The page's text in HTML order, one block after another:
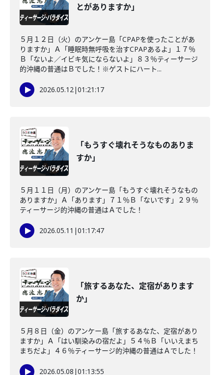
とがありますか」
５月１２日（火）のアンケー島「CPAPを使ったことがあ
りますか」Ａ「睡眠時無呼吸を治すCPAPあるよ」１７％
Ｂ「ないよ／イビキ気にならないよ」８３％ティーサージ
的沖縄の普通はＢでした！※ゲストにハート...
2026.05.12|01:21:17
「もうすぐ壊れそうなものありま
すか」
５月１１日（月）のアンケー島「もうすぐ壊れそうなもの
ありますか」Ａ「あります」７１％Ｂ「ないです」２９％
ティーサージ的沖縄の普通はＡでした！
2026.05.11 |01:17:47
「旅するあなた、定宿があります
か」
５月８日（金）のアンケー島「旅するあなた、定宿があり
ますか」Ａ「はい馴染みの宿だよ」５４％Ｂ「いいえまち
まちだよ」４６％ティーサージ的沖縄の普通はＡでした！
2026.05.08 |01:13:55